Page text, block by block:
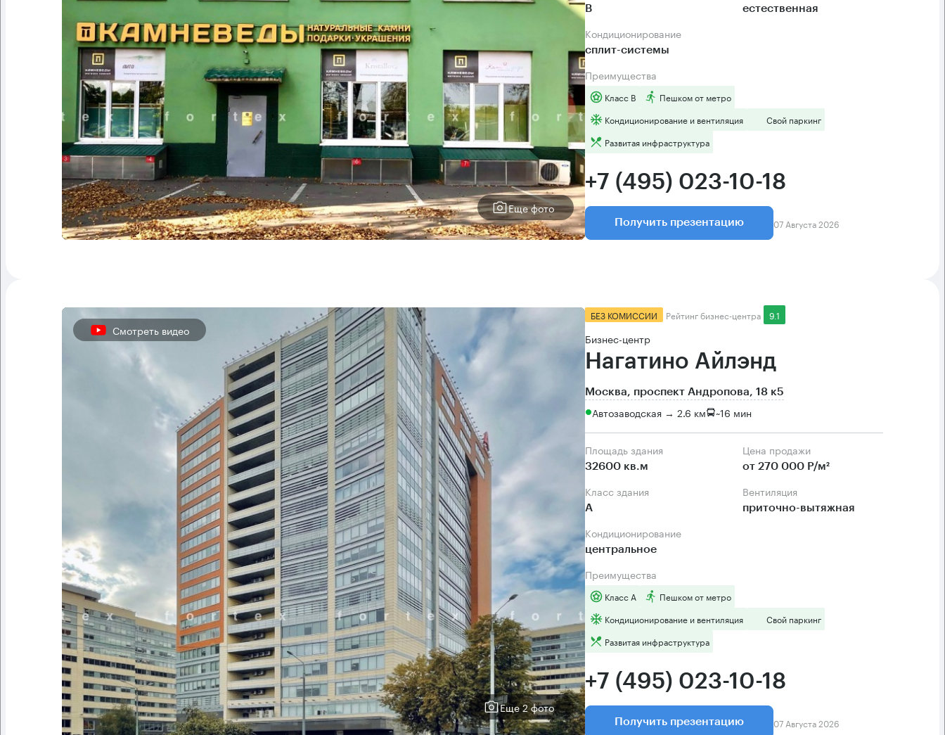
Еще фото
B естественная
Кондиционирование
сплит-системы
Преимущества
Класс B
Пешком от метро
Кондиционирование и вентиляция
Свой паркинг
Развитая инфраструктура
+7 (495) 023-10-18
Получить презентацию 07 Августа 2026
Смотреть видео
Еще 2 фото
БЕЗ КОМИССИИ Рейтинг бизнес-центра 9.1
Бизнес-центр
Нагатино Айлэнд
Москва, проспект Андропова, 18 к5
Автозаводская → 2.6 км ~16 мин
Площадь здания
32600 кв.м
Цена продажи
от 270 000 Р/м²
Класс здания
А
Вентиляция
приточно-вытяжная
Кондиционирование
центральное
Преимущества
Класс А
Пешком от метро
Кондиционирование и вентиляция
Свой паркинг
Развитая инфраструктура
+7 (495) 023-10-18
Получить презентацию 07 Августа 2026